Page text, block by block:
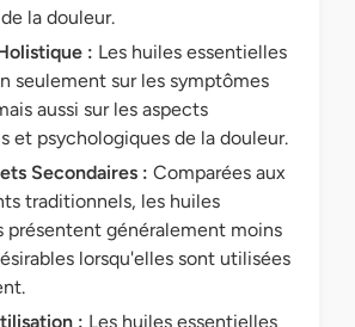
la douleur.
: Les huiles essentielles
seulement sur les symptômes
aussi sur les aspects
et psychologiques de la douleur.
Secondaires : Comparées aux
traditionnels, les huiles
présentent généralement moins
lorsqu'elles sont utilisées
: Les huiles essentielles